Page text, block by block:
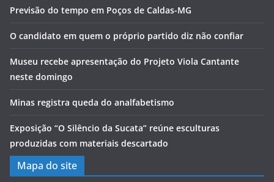
Previsão do tempo em Poços de Caldas-MG
O candidato em quem o próprio partido diz não confiar
Museu recebe apresentação do Projeto Viola Cantante
neste domingo
Minas registra queda do analfabetismo
Exposição “O Silêncio da Sucata” reúne esculturas
produzidas com materiais descartado
Mapa do site